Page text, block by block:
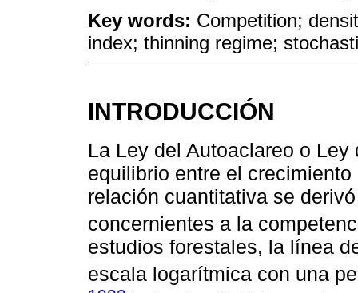
Key words: Competition;
index; thinning regime;
INTRODUCCIÓN
La Ley del Autoaclareo o
equilibrio entre el
relación cuantitativa se
concernientes a la
estudios forestales, la línea
escala logarítmica con una